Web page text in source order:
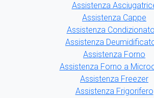
Assistenza
Assistenza Cappe
Assistenza
Assistenza
Assistenza Forno
Assistenza Forno a
Assistenza Freezer
Assistenza Frigorifero